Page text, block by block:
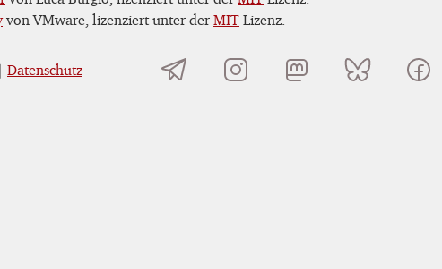
von VMware, lizenziert unter der MIT Lizenz.
Datenschutz